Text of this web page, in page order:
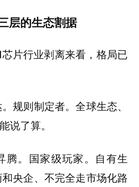
层的生态割据
片行业剥离来看，格局已
规则制定者。全球生态、
说了算。
腾。国家级玩家。自有生
央企、不完全走市场化路